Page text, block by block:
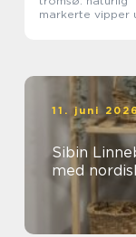
markerte vipper
11. juni
Sibin
med